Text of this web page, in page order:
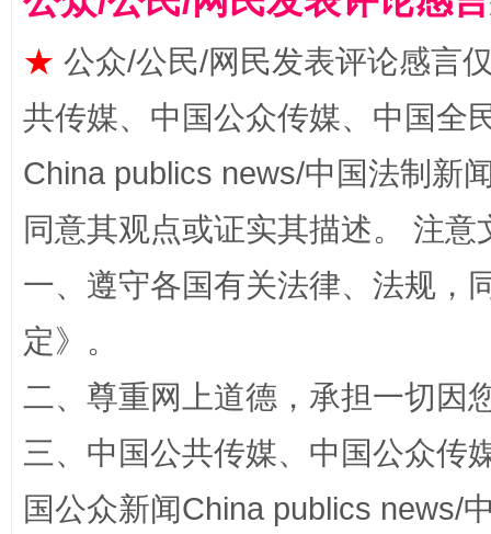
全民健身五年计划来了！等你上场
阿坝州三大球赛在茂县开幕 规模
★ 公众/公民/网民发表评论感言
共传媒、中国公众传媒、中国全
China publics news/中国法制新
同意其观点或证实其描述。 注
一、遵守各国有关法律、法规，
定》。
二、尊重网上道德，承担一切因
三、中国公共传媒、中国公众传
国公众新闻China publics news/